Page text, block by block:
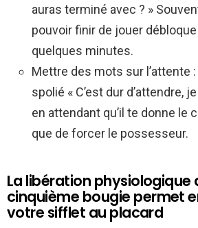
auras terminé avec ? »
pouvoir finir de jouer
quelques minutes.
Mettre des mots sur l’attente :
spolié « C’est dur d’attendre,
en attendant qu’il te donne le
que de forcer le possesseur.
La libération physiologique
cinquième bougie permet
votre sifflet au placard